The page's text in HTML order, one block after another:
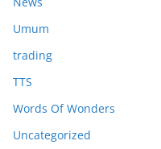
Umum
trading
TTS
Words Of Wonders
Uncategorized